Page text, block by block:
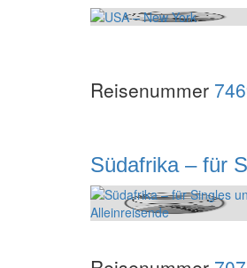
Reisenummer
Südafrika – für